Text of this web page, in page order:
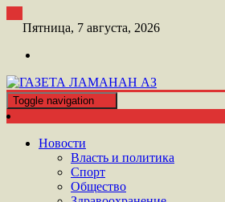
Пятница, 7 августа, 2026
ГАЗЕТА
ШАТОЙСКАЯ ГАЗЕТА ЛАМАНАН
Toggle navigation
Новости
Власть и политика
Спорт
Общество